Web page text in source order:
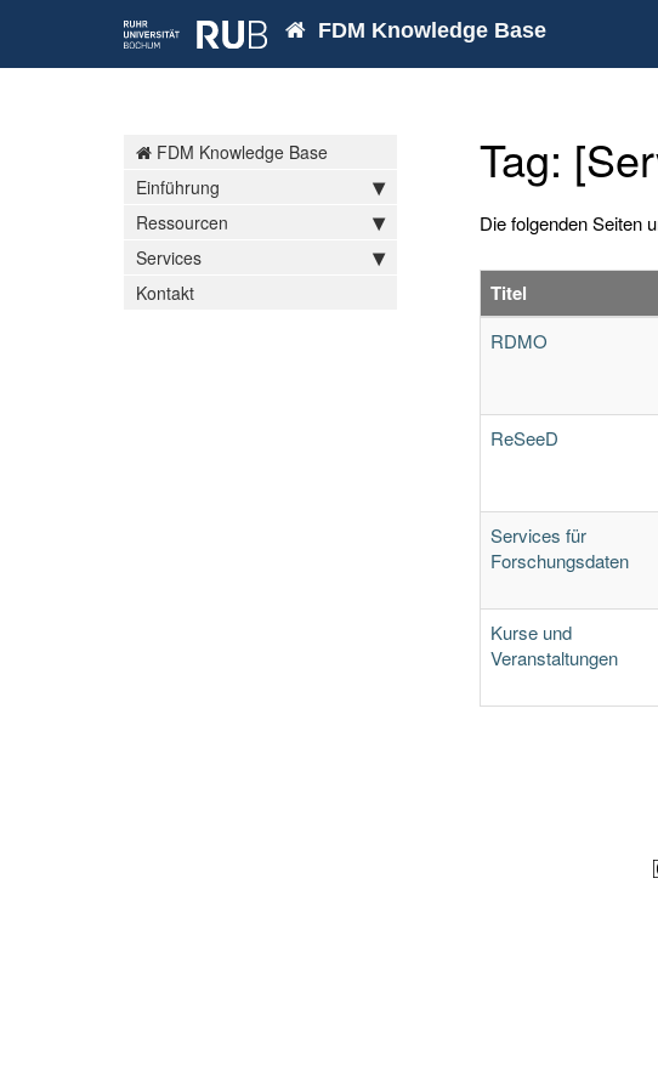
FDM Knowledge Base
FDM Knowledge Base
Einführung
Ressourcen
Services
Kontakt
Tag:
Die folgenden Seiten
Titel
RDMO
ReSeeD
Services für
Forschungsdaten
Kurse und
Veranstaltungen